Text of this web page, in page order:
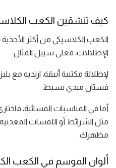
كيف تنسّقين الكعب
الكعب الكلاسيكي من أكثر
الإطلالات، فعلى سبيل المثال:
لإطلالة مكتبية أنيقة، ارتديه
فستان ميدي بسيط.
أما في المناسبات المسائية،
مثل الشرائط أو اللمسات
مظهرك.
ألوان الموسم في الكعب